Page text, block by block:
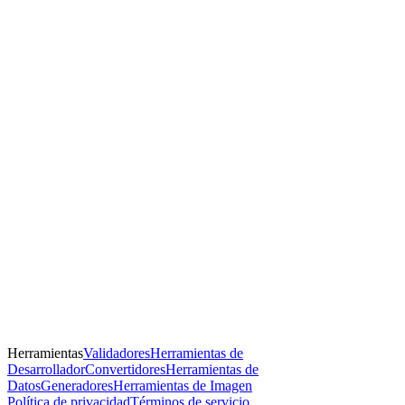
HerramientasValidadoresHerramientas de
DesarrolladorConvertidoresHerramientas de
DatosGeneradoresHerramientas de Imagen